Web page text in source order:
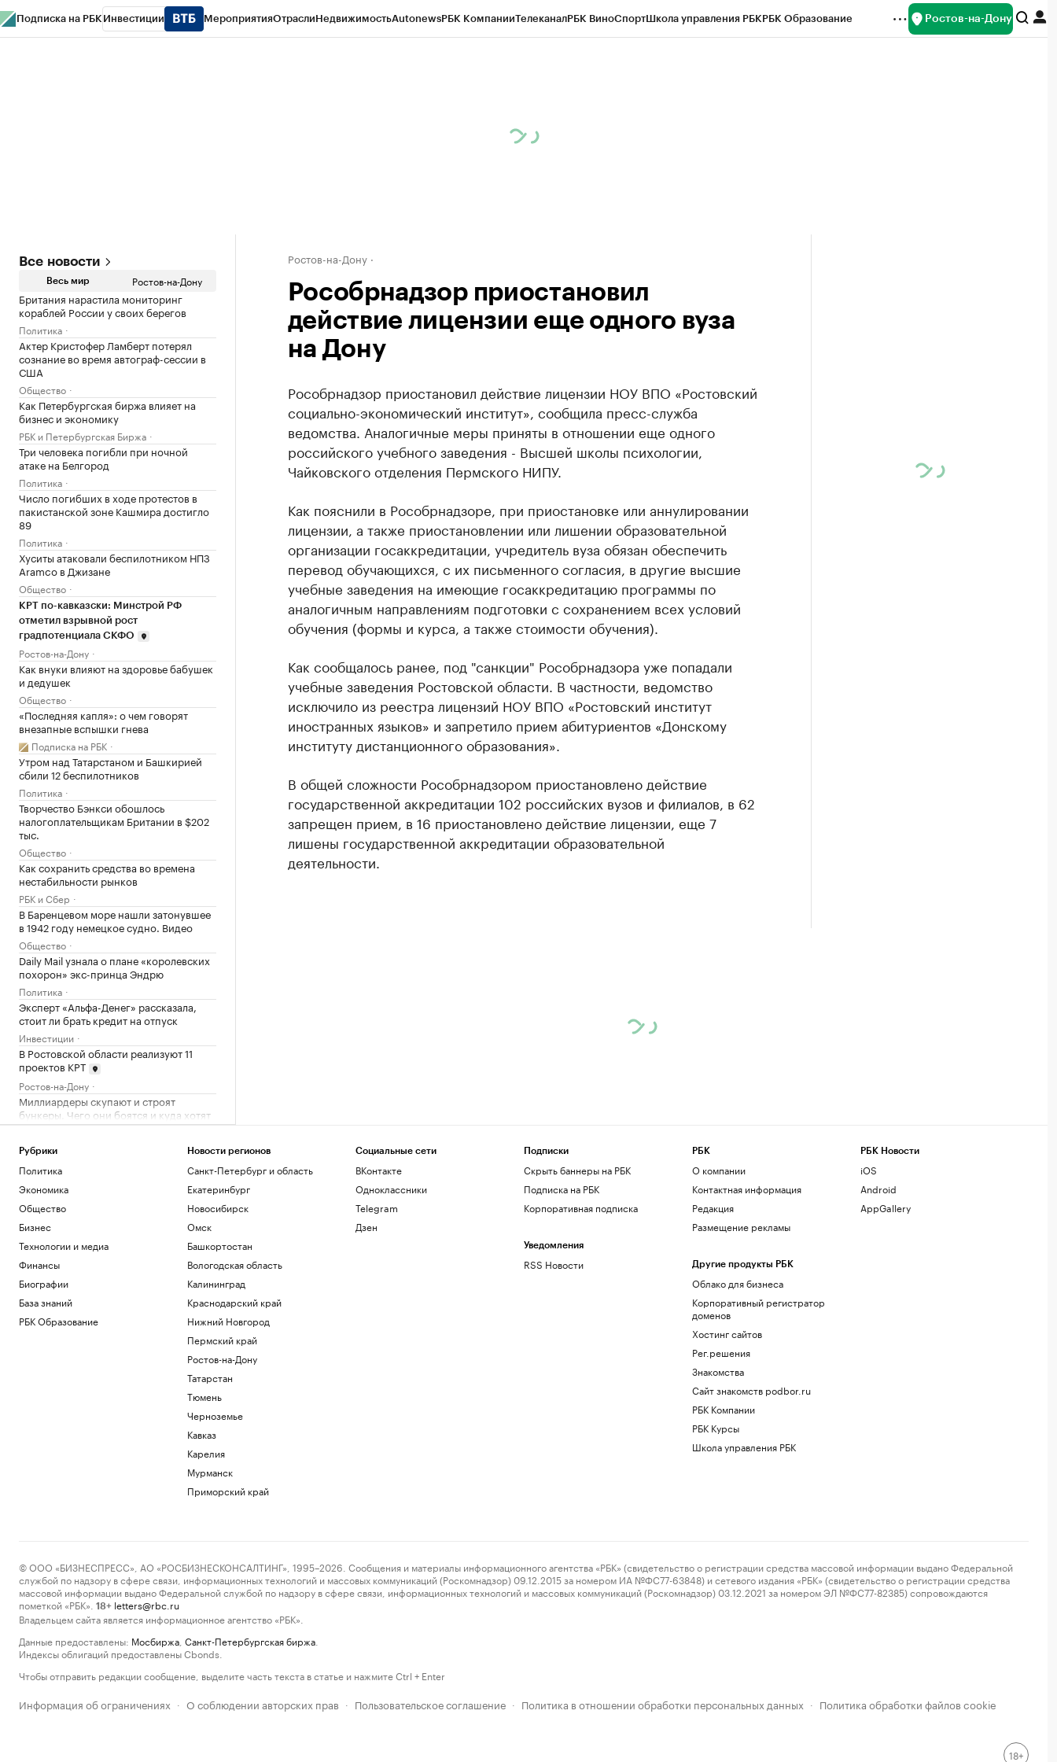
Подписка на РБК Инвестиции МероприятияОтраслиНедвижимостьAutonewsРБК КомпанииТелеканалРБК ВиноСпортШкола управления РБКРБК Образование Ростов-на-Дону
Все новости
Весь мир Ростов-на-Дону
Британия нарастила мониторинг
кораблей России у своих берегов
Политика
Актер Кристофер Ламберт потерял
сознание во время автограф-сессии в
США
Общество
Как Петербургская биржа влияет на
бизнес и экономику
РБК и Петербургская Биржа
Три человека погибли при ночной
атаке на Белгород
Политика
Число погибших в ходе протестов в
пакистанской зоне Кашмира достигло
89
Политика
Хуситы атаковали беспилотником НПЗ
Aramco в Джизане
Общество
КРТ по-кавказски: Минстрой РФ
отметил взрывной рост
градпотенциала СКФО
Ростов-на-Дону
Как внуки влияют на здоровье бабушек
и дедушек
Общество
«Последняя капля»: о чем говорят
внезапные вспышки гнева
Подписка на РБК
Утром над Татарстаном и Башкирией
сбили 12 беспилотников
Политика
Творчество Бэнкси обошлось
налогоплательщикам Британии в $202
тыс.
Общество
Как сохранить средства во времена
нестабильности рынков
РБК и Сбер
В Баренцевом море нашли затонувшее
в 1942 году немецкое судно. Видео
Общество
Daily Mail узнала о плане «королевских
похорон» экс-принца Эндрю
Политика
Эксперт «Альфа-Денег» рассказала,
стоит ли брать кредит на отпуск
Инвестиции
В Ростовской области реализуют 11
проектов КРТ
Ростов-на-Дону
Миллиардеры скупают и строят
бункеры. Чего они боятся и куда хотят
бежать
Подписка на РБК
В Иране впервые за пять месяцев
показали кадры с Моджтабой Хаменеи.
Видео
Политика
задачи реального бизнеса. Кейсы
РБК и МСП Банк
Военная операция на Украине. Онлайн
Политика
Ростов-на-Дону
Рособрнадзор приостановил
действие лицензии еще одного вуза
на Дону
Рособрнадзор приостановил действие лицензии ​НОУ ВПО «Ростовский
социально-экономический институт», сообщила пресс-служба
ведомства. Аналогичные меры приняты в отношении еще одного
российского учебного заведения - Высшей школы психологии,
Чайковского отделения Пермского НИПУ.
Как пояснили в Рособрнадзоре, при приостановке или аннулировании
лицензии, а также приостановлении или лишении образовательной
организации госаккредитации, учредитель вуза обязан обеспечить
перевод обучающихся, с их письменного согласия, в другие высшие
учебные заведения на имеющие госаккредитацию программы по
аналогичным направлениям подготовки с сохранением всех условий
обучения (формы и курса, а также стоимости обучения).
Как сообщалось ранее, под "санкции" Рособрнадзора уже попадали
учебные заведения Ростовской области. В частности, ведомство
исключило из реестра лицензий НОУ ВПО «Ростовский институт
иностранных языков» и запретило прием абитуриентов «Донскому
институту дистанционного образования».
В общей сложности Рособрнадзором приостановлено действие
государственной аккредитации 102 российских вузов и филиалов, в 62
запрещен прием, в 16 приостановлено действие лицензии, еще 7
лишены государственной аккредитации образовательной
деятельности.
Рубрики
Политика
Экономика
Общество
Бизнес
Технологии и медиа
Финансы
Биографии
База знаний
РБК Образование
Новости регионов
Санкт-Петербург и область
Екатеринбург
Новосибирск
Омск
Башкортостан
Вологодская область
Калининград
Краснодарский край
Нижний Новгород
Пермский край
Ростов-на-Дону
Татарстан
Тюмень
Черноземье
Кавказ
Карелия
Мурманск
Приморский край
Социальные сети
ВКонтакте
Одноклассники
Telegram
Дзен
Подписки
Скрыть баннеры на РБК
Подписка на РБК
Корпоративная подписка
Уведомления
RSS Новости
РБК
О компании
Контактная информация
Редакция
Размещение рекламы
Другие продукты РБК
Облако для бизнеса
Корпоративный регистратор
доменов
Хостинг сайтов
Рег.решения
Знакомства
Сайт знакомств podbor.ru
РБК Компании
РБК Курсы
Школа управления РБК
РБК Новости
iOS
Android
AppGallery
© ООО «БИЗНЕСПРЕСС», АО «РОСБИЗНЕСКОНСАЛТИНГ», 1995–2026. Сообщения и материалы информационного агентства «РБК» (свидетельство о регистрации средства массовой информации выдано Федеральной
службой по надзору в сфере связи, информационных технологий и массовых коммуникаций (Роскомнадзор) 09.12.2015 за номером ИА №ФС77-63848) и сетевого издания «РБК» (свидетельство о регистрации средства
массовой информации выдано Федеральной службой по надзору в сфере связи, информационных технологий и массовых коммуникаций (Роскомнадзор) 03.12.2021 за номером ЭЛ №ФС77-82385) сопровождаются
пометкой «РБК».
18+ letters@rbc.ru
Владельцем сайта является информационное агентство «РБК».
Данные предоставлены: Мосбиржа Санкт-Петербургская биржа
Индексы облигаций предоставлены Cbonds.
Чтобы отправить редакции сообщение, выделите часть текста в статье и нажмите Ctrl + Enter
Информация об ограничениях · О соблюдении авторских прав · Пользовательское соглашение · Политика в отношении обработки персональных данных · Политика обработки файлов cookie
18+